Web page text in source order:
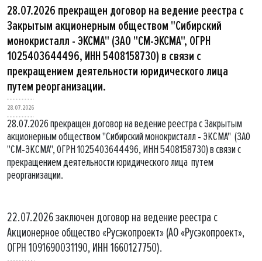
28.07.2026 прекращен договор на ведение реестра с
Закрытым акционерным обществом "Сибирский
монокристалл - ЭКСМА" (ЗАО "СМ-ЭКСМА", ОГРН
1025403644496, ИНН 5408158730) в связи с
прекращением деятельности юридического лица
путем реорганизации.
28.07.2026
28.07.2026 прекращен договор на ведение реестра с Закрытым
акционерным обществом "Сибирский монокристалл - ЭКСМА" (ЗАО
"СМ-ЭКСМА", ОГРН 1025403644496, ИНН 5408158730) в связи с
прекращением деятельности юридического лица путем
реорганизации.
22.07.2026 заключен договор на ведение реестра с
Акционерное общество «Русэкопроект» (АО «Русэкопроект»,
ОГРН 1091690031190, ИНН 1660127750).